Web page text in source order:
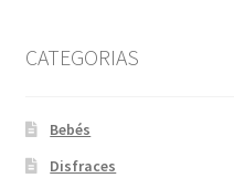
CATEGORIAS
Bebés
Disfraces